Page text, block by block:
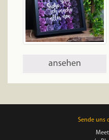
ansehen
Sende uns